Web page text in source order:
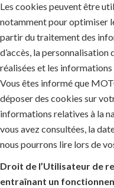
Les cookies peuvent être
notamment pour optimiser
partir du traitement des
d’accès, la personnalisation
réalisées et les informations
Vous êtes informé que
déposer des cookies sur
informations relatives à la
vous avez consultées, la
nous pourrons lire lors de
Droit de l’Utilisateur de
entraînant un